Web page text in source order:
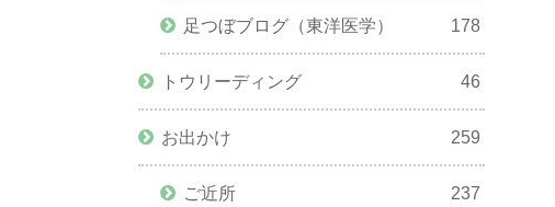
足つぼブログ（東洋医学） 178
トウリーディング 46
お出かけ 259
ご近所 237